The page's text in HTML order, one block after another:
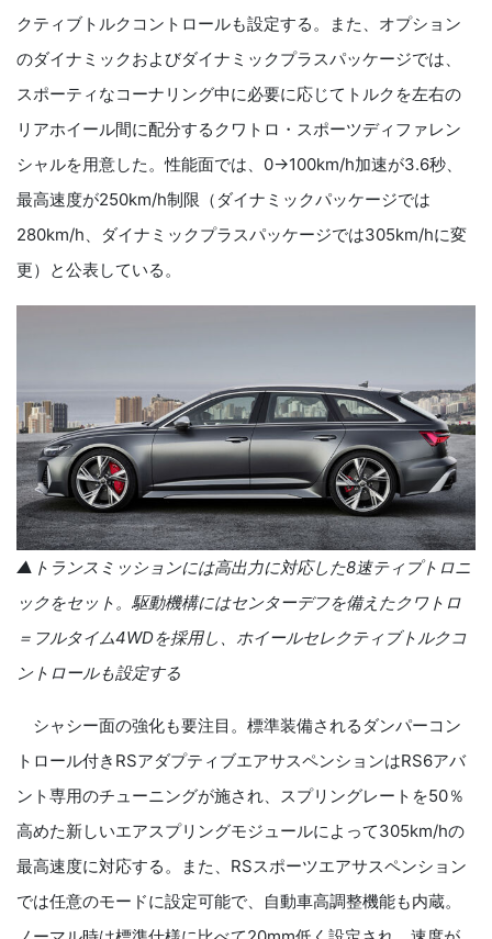
クティブトルクコントロールも設定する。また、オプション
のダイナミックおよびダイナミックプラスパッケージでは、
スポーティなコーナリング中に必要に応じてトルクを左右の
リアホイール間に配分するクワトロ・スポーツディファレン
シャルを用意した。性能面では、0→100km/h加速が3.6秒、
最高速度が250km/h制限（ダイナミックパッケージでは
280km/h、ダイナミックプラスパッケージでは305km/hに変
更）と公表している。
▲トランスミッションには高出力に対応した8速ティプトロニ
ックをセット。駆動機構にはセンターデフを備えたクワトロ
＝フルタイム4WDを採用し、ホイールセレクティブトルクコ
ントロールも設定する
シャシー面の強化も要注目。標準装備されるダンパーコン
トロール付きRSアダプティブエアサスペンションはRS6アバ
ント専用のチューニングが施され、スプリングレートを50％
高めた新しいエアスプリングモジュールによって305km/hの
最高速度に対応する。また、RSスポーツエアサスペンション
では任意のモードに設定可能で、自動車高調整機能も内蔵。